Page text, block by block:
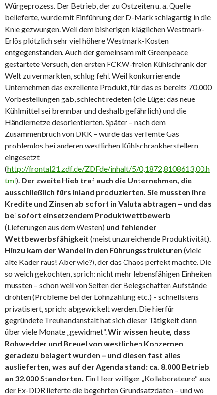
Würgeprozess. Der Betrieb, der zu Ostzeiten u. a. Quelle
belieferte, wurde mit Einführung der D-Mark schlagartig in die
Knie gezwungen. Weil dem bisherigen kläglichen Westmark-
Erlös plötzlich sehr viel höhere Westmark-Kosten
entgegenstanden. Auch der gemeinsam mit Greenpeace
gestartete Versuch, den ersten FCKW-freien Kühlschrank der
Welt zu vermarkten, schlug fehl. Weil konkurrierende
Unternehmen das exzellente Produkt, für das es bereits 70.000
Vorbestellungen gab, schlecht redeten (die Lüge: das neue
Kühlmittel sei brennbar und deshalb gefährlich) und die
Händlernetze desorientierten. Später – nach dem
Zusammenbruch von DKK – wurde das verfemte Gas
problemlos bei anderen westlichen Kühlschrankherstellern
eingesetzt
(http://frontal21.zdf.de/ZDFde/inhalt/5/0,1872,8108613,00.h
tml). Der zweite Hieb traf auch die Unternehmen, die
ausschließlich fürs Inland produzierten. Sie mussten ihre
Kredite und Zinsen ab sofort in Valuta abtragen – und das
bei sofort einsetzendem Produktwettbewerb
(Lieferungen aus dem Westen) und fehlender
Wettbewerbsfähigkeit (meist unzureichende Produktivität).
Hinzu kam der Wandel in den Führungsstrukturen (viele
alte Kader raus! Aber wie?), der das Chaos perfekt machte. Die
so weich gekochten, sprich: nicht mehr lebensfähigen Einheiten
mussten – schon weil von Seiten der Belegschaften Aufstände
drohten (Probleme bei der Lohnzahlung etc.) – schnellstens
privatisiert, sprich: abgewickelt werden. Die hierfür
gegründete Treuhandanstalt hat sich dieser Tätigkeit dann
über viele Monate „gewidmet“.Wir wissen heute, dass
Rohwedder und Breuel von westlichen Konzernen
geradezu belagert wurden – und diesen fast alles
auslieferten, was auf der Agenda stand: ca. 8.000 Betrieb
an 32.000 Standorten. Ein Heer williger „Kollaborateure“ aus
der Ex-DDR lieferte die begehrten Grundsatzdaten – und wo